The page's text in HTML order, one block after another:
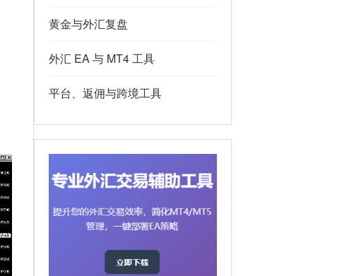
黄金与外汇复盘
外汇 EA 与 MT4 工具
平台、返佣与跨境工具